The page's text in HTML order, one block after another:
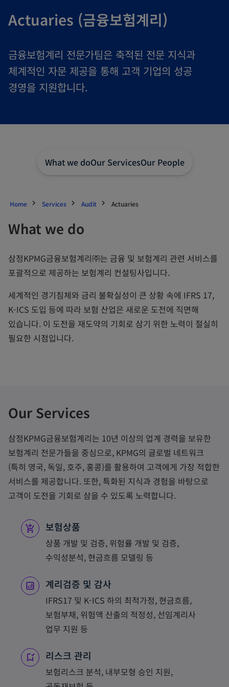
Actuaries (금융보험계리)
금융보험계리 전문가팀은 축적된 전문 지식과
체계적인 자문 제공을 통해 고객 기업의 성공
경영을 지원합니다.
What we doOur ServicesOur People
Home Services Audit Actuaries
What we do
삼정KPMG금융보험계리㈜는 금융 및 보험계리 관련 서비스를
포괄적으로 제공하는 보험계리 컨설팅사입니다.
세계적인 경기침체와 금리 불확실성이 큰 상황 속에 IFRS 17,
K-ICS 도입 등에 따라 보험 산업은 새로운 도전에 직면해
있습니다. 이 도전을 재도약의 기회로 삼기 위한 노력이 절실히
필요한 시점입니다.
Our Services
삼정KPMG금융보험계리는 10년 이상의 업계 경력을 보유한
보험계리 전문가들을 중심으로, KPMG의 글로벌 네트워크
(특히 영국, 독일, 호주, 홍콩)를 활용하여 고객에게 가장 적합한
서비스를 제공합니다. 또한, 특화된 지식과 경험을 바탕으로
고객이 도전을 기회로 삼을 수 있도록 노력합니다.
보험상품
상품 개발 및 검증, 위험률 개발 및 검증,
수익성분석, 현금흐름 모델링 등
계리검증 및 감사
IFRS17 및 K-ICS 하의 최적가정, 현금흐름,
보험부채, 위험액 산출의 적정성, 선임계리사
업무 지원 등
리스크 관리
보험리스크 분석, 내부모형 승인 지원,